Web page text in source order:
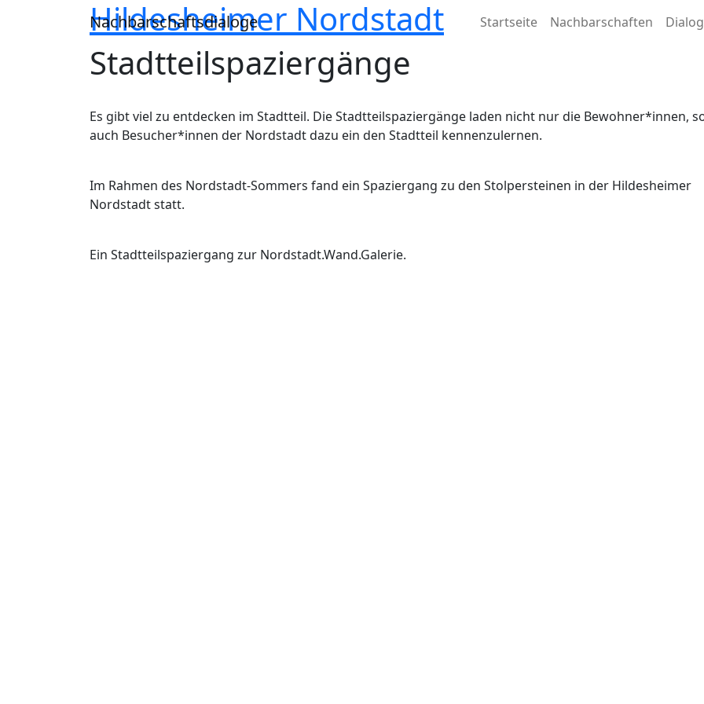
Direkt zum Inhalt
Nachbarschaftsdialoge Hauptnavigation
Startseite Nachbarschaften
Hildesheimer Nordstadt
Stadtteilspaziergänge
Es gibt viel zu entdecken im Stadtteil. Die Stadtteilspaziergänge laden nicht nur die Bewohner*innen,
auch Besucher*innen der Nordstadt dazu ein den Stadtteil kennenzulernen.
Im Rahmen des Nordstadt-Sommers fand ein Spaziergang zu den Stolpersteinen in der Hildesheimer
Nordstadt statt.
Ein Stadtteilspaziergang zur Nordstadt.Wand.Galerie.